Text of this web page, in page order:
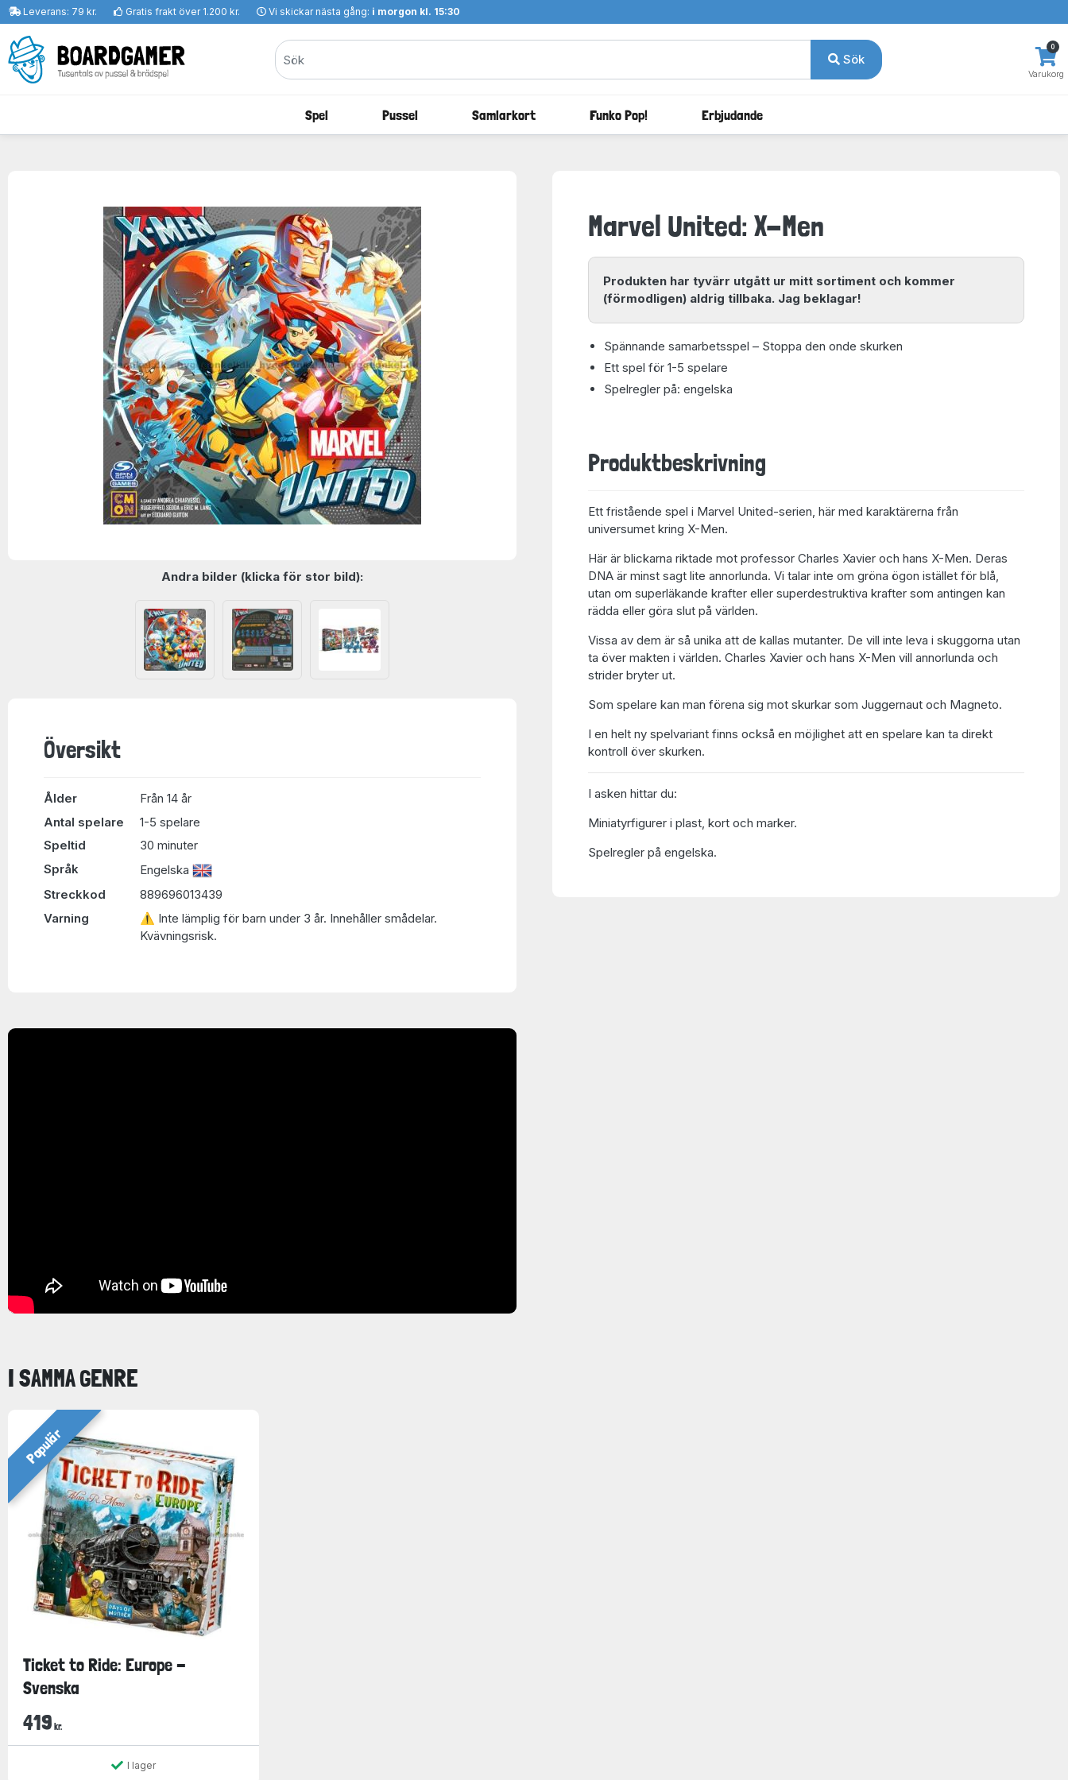
Leverans: 79 kr. Gratis frakt över 1.200 kr. Vi skickar nästa gång: i morgon kl. 15:30
Sök
Varukorg
0
Spel Pussel Samlarkort Funko Pop! Erbjudande
Andra bilder (klicka för stor bild):
Översikt
Ålder
Från 14 år
Antal spelare
1-5 spelare
Speltid
30 minuter
Språk
Engelska
Streckkod
889696013439
Varning
⚠ Inte lämplig för barn under 3 år. Innehåller smådelar.
Kvävningsrisk.
Marvel United: X-Men
Produkten har tyvärr utgått ur mitt sortiment och kommer
(förmodligen) aldrig tillbaka. Jag beklagar!
Spännande samarbetsspel – Stoppa den onde skurken
Ett spel för 1-5 spelare
Spelregler på: engelska
Produktbeskrivning
Ett fristående spel i Marvel United-serien, här med karaktärerna från
universumet kring X-Men.
Här är blickarna riktade mot professor Charles Xavier och hans X-Men. Deras
DNA är minst sagt lite annorlunda. Vi talar inte om gröna ögon istället för blå,
utan om superläkande krafter eller superdestruktiva krafter som antingen kan
rädda eller göra slut på världen.
Vissa av dem är så unika att de kallas mutanter. De vill inte leva i skuggorna utan
ta över makten i världen. Charles Xavier och hans X-Men vill annorlunda och
strider bryter ut.
Som spelare kan man förena sig mot skurkar som Juggernaut och Magneto.
I en helt ny spelvariant finns också en möjlighet att en spelare kan ta direkt
kontroll över skurken.
I asken hittar du:
Miniatyrfigurer i plast, kort och marker.
Spelregler på engelska.
I SAMMA GENRE
Populär
Ticket to Ride: Europe -
Svenska
419 kr.
I lager